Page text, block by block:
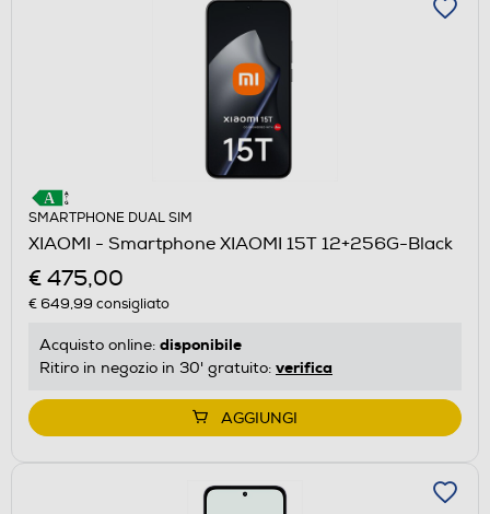
SMARTPHONE DUAL SIM
XIAOMI - Smartphone XIAOMI 15T 12+256G-Black
€ 475,00
€ 649,99 consigliato
Acquisto online: disponibile
Ritiro in negozio in 30' gratuito: verifica
AGGIUNGI